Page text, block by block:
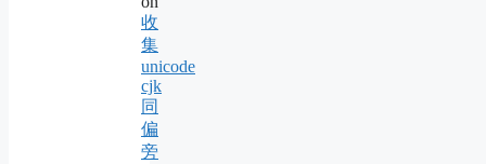
收
集
unicode
cjk
同
偏
旁